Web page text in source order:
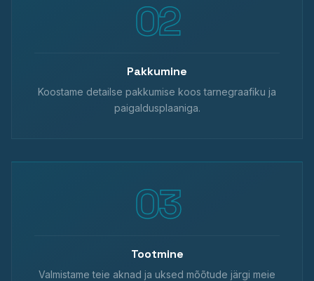
Pakkumine
Koostame detailse pakkumise koos tarnegraafiku ja
paigaldusplaaniga.
Tootmine
Valmistame teie aknad ja uksed mõõtude järgi meie